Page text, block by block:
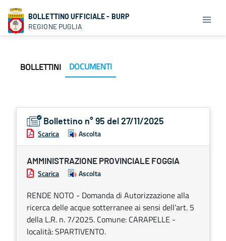
BOLLETTINO UFFICIALE - BURP
REGIONE PUGLIA
BOLLETTINI DOCUMENTI
Bollettino n° 95 del 27/11/2025
Scarica Ascolta
AMMINISTRAZIONE PROVINCIALE FOGGIA
Scarica Ascolta
RENDE NOTO - Domanda di Autorizzazione alla
ricerca delle acque sotterranee ai sensi dell’art. 5
della L.R. n. 7/2025. Comune: CARAPELLE -
località: SPARTIVENTO.